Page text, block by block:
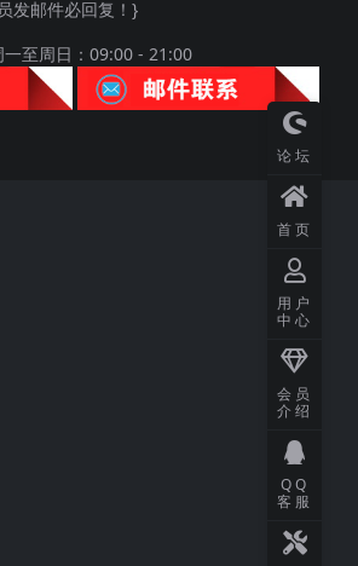
发邮件必回复！}
至周日：09:00 - 21:00
论坛
首页
用户
中心
会员
介绍
QQ
客服